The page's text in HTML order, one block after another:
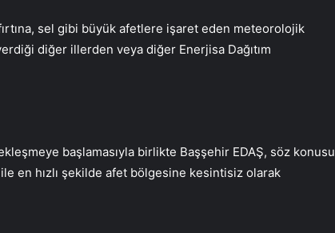
sel gibi büyük afetlere işaret eden meteorolojik
diğer illerden veya diğer Enerjisa Dağıtım
başlamasıyla birlikte Başşehir EDAŞ, söz konusu
en hızlı şekilde afet bölgesine kesintisiz olarak